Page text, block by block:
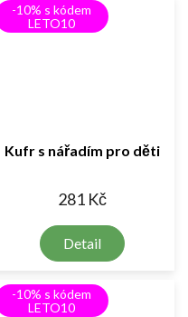
-10% s kódem
LETO10
Kufr s nářadím pro děti
281 Kč
Detail
-10% s kódem
LETO10